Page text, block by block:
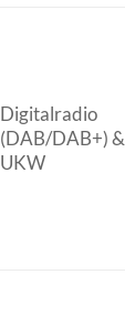
Digitalradio
(DAB/DAB+) &
UKW